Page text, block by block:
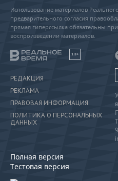
Использование материалов
предварительного согласия
прямая гиперссылка обязательны
воспроизведении материалов.
18+
РЕДАКЦИЯ
РЕКЛАМА
ПРАВОВАЯ ИНФОРМАЦИЯ
ПОЛИТИКА О ПЕРСОНАЛЬНЫХ
ДАННЫХ
Полная версия
Тестовая версия